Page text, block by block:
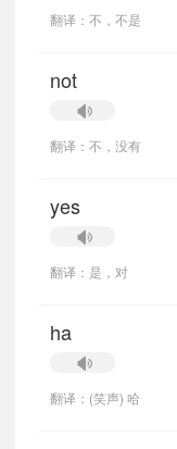
翻译：不，不是
not
翻译：不，没有
yes
翻译：是，对
ha
翻译：(笑声) 哈